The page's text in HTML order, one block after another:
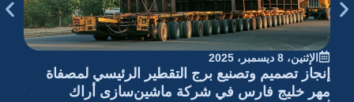
الإثنين، 8 ديسمبر، 2025
إنجاز تصميم وتصنيع برج التقطير الرئيسي لمصفاة
مهر خلیج فارس في شركة ماشین‌سازی أراك